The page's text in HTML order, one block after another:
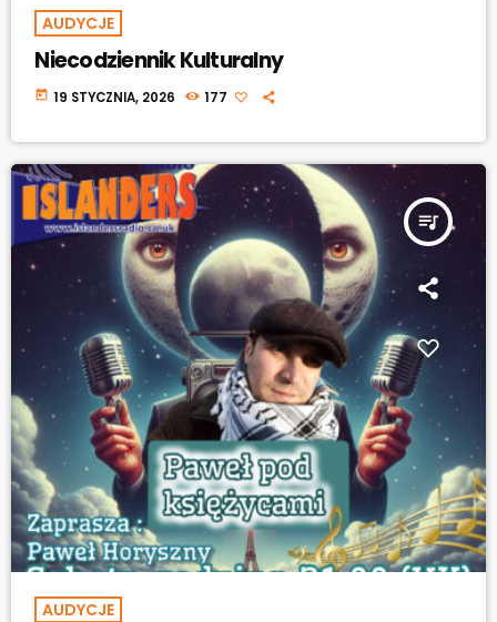
AUDYCJE
Niecodziennik Kulturalny
today 19 STYCZNIA, 2026 177
queue_music
AUDYCJE